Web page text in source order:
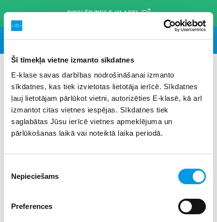
Šī tīmekļa vietne izmanto sīkdatnes
E-klase savas darbības nodrošināšanai izmanto
sīkdatnes, kas tiek izvietotas lietotāja ierīcē. Sīkdatnes
ļauj lietotājam pārlūkot vietni, autorizēties E-klasē, kā arī
izmantot citas vietnes iespējas. Sīkdatnes tiek
saglabātas Jūsu ierīcē vietnes apmeklējuma un
pārlūkošanas laikā vai noteiktā laika periodā.
izvēle
Nepieciešams
Preferences
PIESLĒDZIES E-KLASEI
#zane oliņa ×